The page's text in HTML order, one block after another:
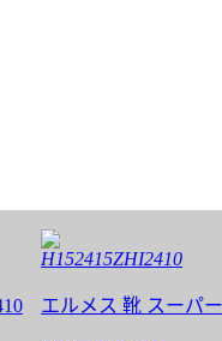
H152415ZHI2410
エルメス 靴 スーパーコ